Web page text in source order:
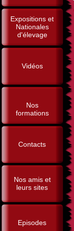
Expositions et
Nationales
d'élevage
Vidéos
Nos
formations
Contacts
Nos amis et
leurs sites
Episodes